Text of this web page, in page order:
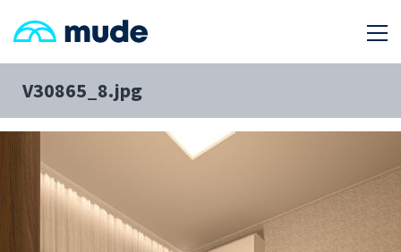
V30865_8.jpg